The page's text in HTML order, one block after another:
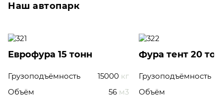
Наш автопарк
Еврофура 15 тонн
Грузоподъёмность 15000 кг
Объём
56 м3
Фура тент 20
Грузоподъёмность
Объём